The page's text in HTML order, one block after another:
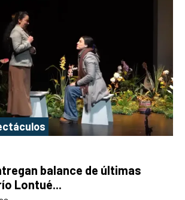
balance de últimas
Lontué...